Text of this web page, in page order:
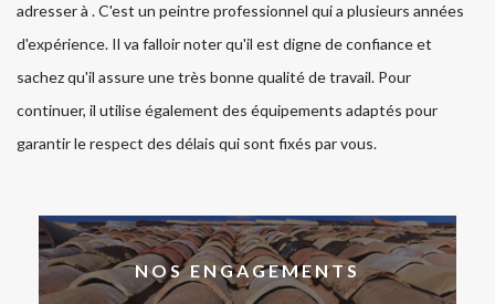
adresser à . C'est un peintre professionnel qui a plusieurs années
d'expérience. Il va falloir noter qu'il est digne de confiance et
sachez qu'il assure une très bonne qualité de travail. Pour
continuer, il utilise également des équipements adaptés pour
garantir le respect des délais qui sont fixés par vous.
NOS ENGAGEMENTS